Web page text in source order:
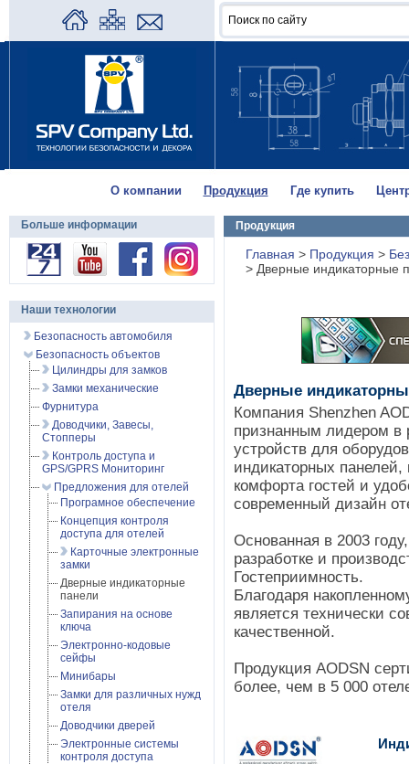
О компании Продукция Где купить
Продукция
Главная > Продукция >
> Дверные индикаторные
Дверные
Компания Shenzhen
признанным лидером в
устройств для
индикаторных
комфорта гостей и
современный дизайн
Основанная в 2003
разработке и
Гостеприимность.
Благодаря
является технически
качественной.
Продукция AODSN
более, чем в 5 000
Больше информации
Наши технологии
Безопасность автомобиля
Безопасность объектов
Цилиндры для замков
Замки механические
Фурнитура
Доводчики, Завесы,
Стопперы
Контроль доступа и
GPS/GPRS Мониторинг
Предложения для отелей
Програмное обеспечение
Концепция контроля
доступа для отелей
Карточные электронные
замки
Дверные индикаторные
панели
Запирания на основе
ключа
Электронно-кодовые
сейфы
Минибары
Замки для различных нужд
отеля
Доводчики дверей
Электронные системы
контроля доступа